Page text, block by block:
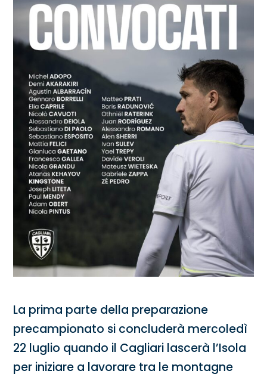
La prima parte della preparazione
precampionato si concluderà mercoledì
22 luglio quando il Cagliari lascerà l’Isola
per iniziare a lavorare tra le montagne